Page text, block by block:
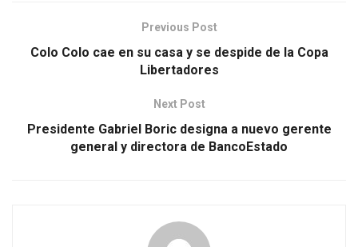
Previous Post
Colo Colo cae en su casa y se despide de la Copa
Libertadores
Next Post
Presidente Gabriel Boric designa a nuevo gerente
general y directora de BancoEstado